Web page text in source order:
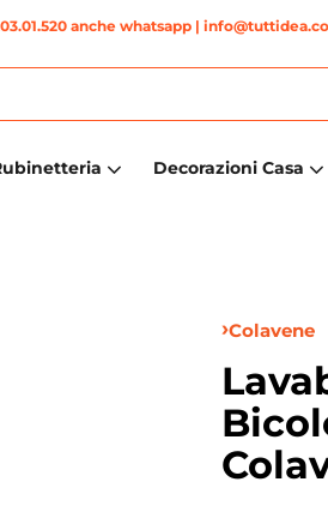
anche whatsapp|
Decorazioni Casa
Colavene